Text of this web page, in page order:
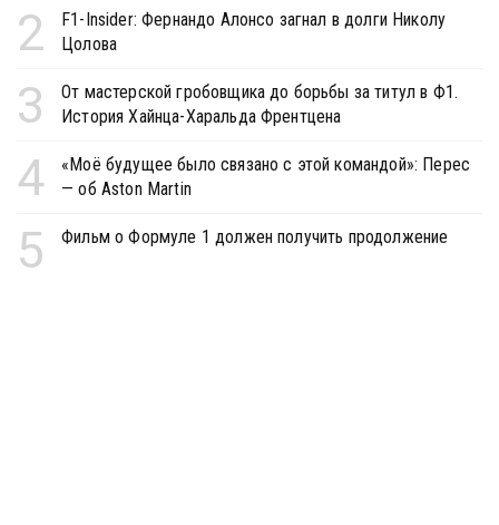
2
F1-Insider: Фернандо Алонсо загнал в долги Николу
Цолова
3
От мастерской гробовщика до борьбы за титул в Ф1.
История Хайнца-Харальда Френтцена
4
«Моё будущее было связано с этой командой»: Перес
— об Aston Martin
5 Фильм о Формуле 1 должен получить продолжение